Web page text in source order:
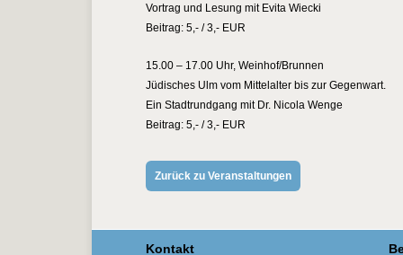
Vortrag und Lesung mit Evita Wiecki
Beitrag: 5,- / 3,- EUR
15.00 – 17.00 Uhr, Weinhof/Brunnen
Jüdisches Ulm vom Mittelalter bis zur Gegenwart.
Ein Stadtrundgang mit Dr. Nicola Wenge
Beitrag: 5,- / 3,- EUR
Zurück zu Veranstaltungen
Kontakt